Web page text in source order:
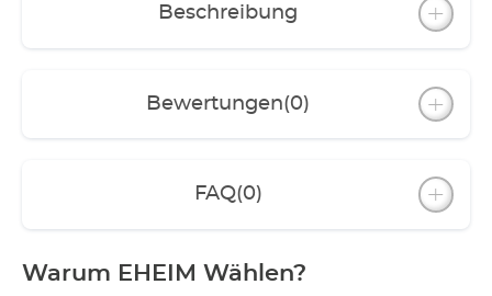
Beschreibung
Bewertungen(0)
FAQ(0)
Warum EHEIM Wählen?